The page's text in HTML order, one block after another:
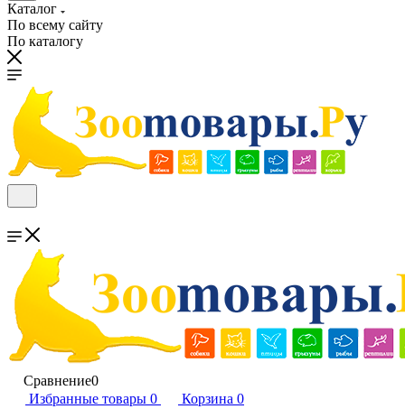
Каталог
По всему сайту
По каталогу
Сравнение0
Избранные товары 0 Корзина 0